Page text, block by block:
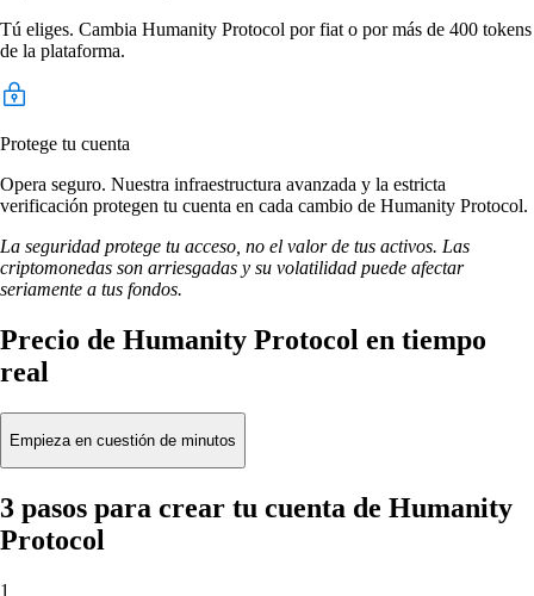
Tú eliges. Cambia Humanity Protocol por fiat o por más de 400 tokens
de la plataforma.
Protege tu cuenta
Opera seguro. Nuestra infraestructura avanzada y la estricta
verificación protegen tu cuenta en cada cambio de Humanity Protocol.
La seguridad protege tu acceso, no el valor de tus activos. Las
criptomonedas son arriesgadas y su volatilidad puede afectar
seriamente a tus fondos.
Precio de Humanity Protocol en tiempo
real
Empieza en cuestión de minutos
3 pasos para crear tu cuenta de Humanity
Protocol
1